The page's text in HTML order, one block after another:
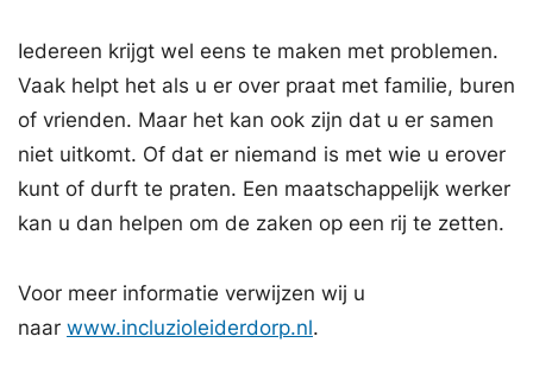
Iedereen krijgt wel eens te maken met problemen.
Vaak helpt het als u er over praat met familie, buren
of vrienden. Maar het kan ook zijn dat u er samen
niet uitkomt. Of dat er niemand is met wie u erover
kunt of durft te praten. Een maatschappelijk werker
kan u dan helpen om de zaken op een rij te zetten.
Voor meer informatie verwijzen wij u
naar www.incluzioleiderdorp.nl.